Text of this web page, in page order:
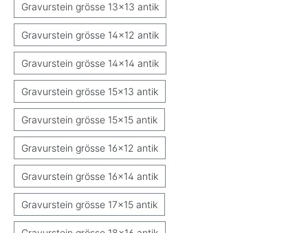
Gravurstein grösse 13x13 antik
Gravurstein grösse 14x12 antik
Gravurstein grösse 14x14 antik
Gravurstein grösse 15x13 antik
Gravurstein grösse 15x15 antik
Gravurstein grösse 16x12 antik
Gravurstein grösse 16x14 antik
Gravurstein grösse 17x15 antik